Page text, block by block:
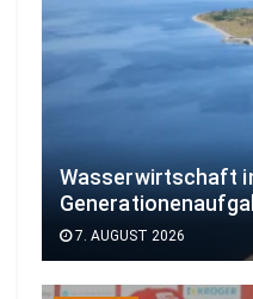
Wasserwirtschaft
7. AUGUST 2026